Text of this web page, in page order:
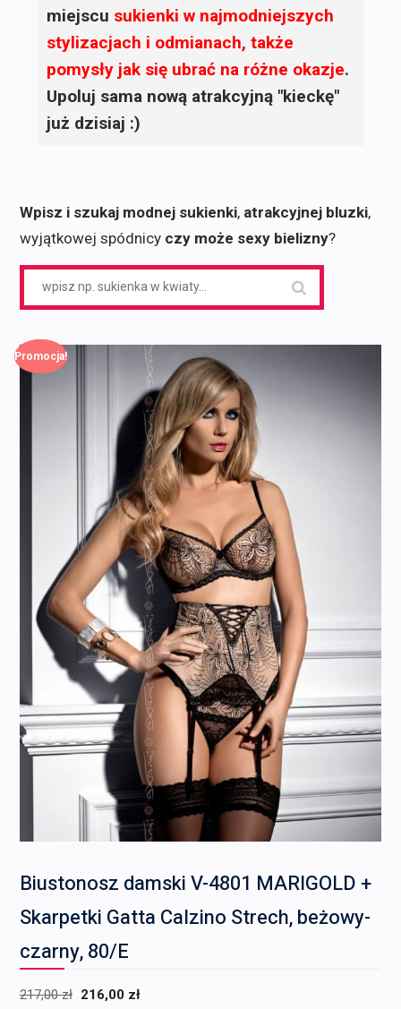
miejscu sukienki w najmodniejszych
stylizacjach i odmianach, także
pomysły jak się ubrać na różne okazje.
Upoluj sama nową atrakcyjną "kieckę"
już dzisiaj :)
Wpisz i szukaj modnej sukienki, atrakcyjnej bluzki,
wyjątkowej spódnicy czy może sexy bielizny?
Promocja!
Biustonosz damski V-4801 MARIGOLD +
Skarpetki Gatta Calzino Strech, beżowy-
czarny, 80/E
217,00zł Pierwotna
216,00 zł